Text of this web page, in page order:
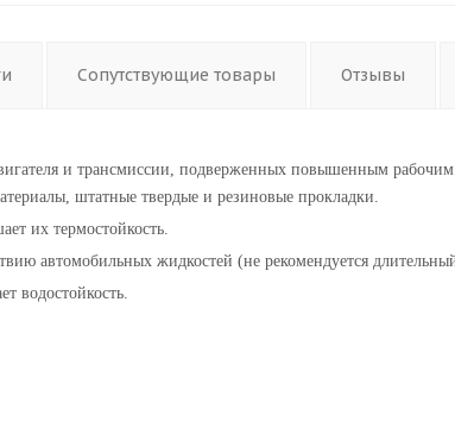
Сопутствующие товары Отзывы
и трансмиссии, подверженных повышенным рабочим
штатные твердые и резиновые прокладки.
их термостойкость.
автомобильных жидкостей (не рекомендуется
водостойкость.